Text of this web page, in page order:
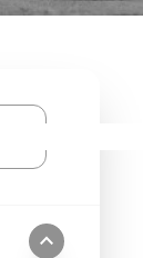
expand_less